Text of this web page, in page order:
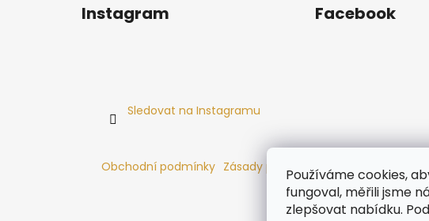
Používáme cookies,
fungoval, měřili jsme
zlepšovat nabídku.
Instagram
Sledovat na Instagramu
Facebook
Obchodní podmínky Zásady používání cookies Ochrana